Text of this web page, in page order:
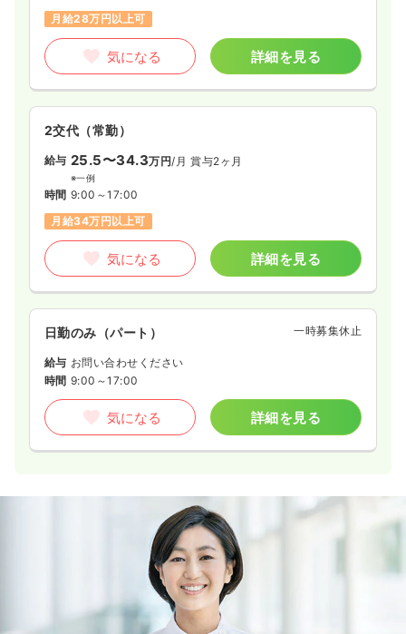
月給28万円以上可
気になる 詳細を見る
2交代（常勤）
給与 25.5〜34.3万円/月 賞与2ヶ月
※一例
時間 9:00～17:00
月給34万円以上可
気になる 詳細を見る
日勤のみ（パート） 一時募集休止
給与 お問い合わせください
時間 9:00～17:00
気になる 詳細を見る